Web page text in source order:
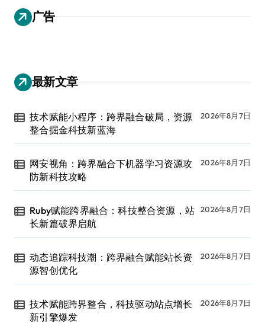
广告
最新文章
技术赋能小程序：跨界融合破局，资源
整合掘金科技新蓝海
2026年8月7日
网安视角：跨界融合下机器学习资源攻
防新科技攻略
2026年8月7日
Ruby赋能跨界融合：科技整合资源，站
长新篇破界启航
2026年8月7日
动态追踪科技潮：跨界融合赋能站长资
源智创优化
2026年8月7日
技术赋能跨界整合，科技驱动站点增长
新引擎爆发
2026年8月7日